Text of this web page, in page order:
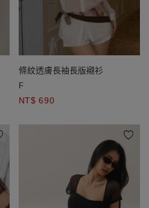
條紋透膚長袖長版襯衫
F
NT$ 690